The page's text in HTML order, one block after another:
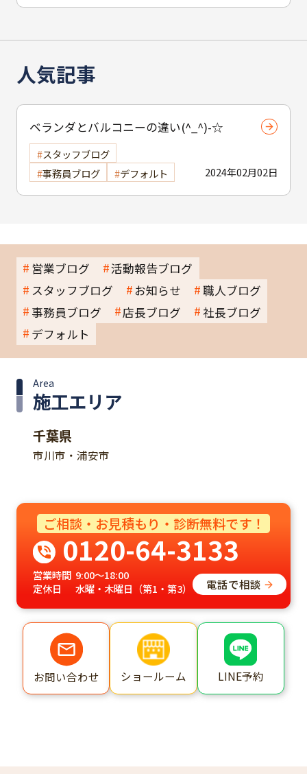
人気記事
ベランダとバルコニーの違い(^_^)-☆
2024年02月02日
スタッフブログ
事務員ブログ
デフォルト
営業ブログ
活動報告ブログ
スタッフブログ
お知らせ
職人ブログ
事務員ブログ
店長ブログ
社長ブログ
デフォルト
施工エリア
Area
千葉県
市川市・浦安市
ご相談・お見積もり・診断無料です！
0120-64-3133
営業時間 9:00～18:00
定休日
水曜・木曜日（第1・第3） 電話で相談
お問い合わせ ショールーム LINE予約